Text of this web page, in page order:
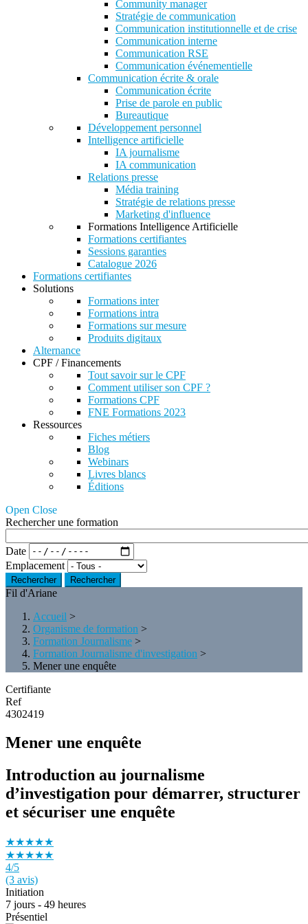
Community manager
Stratégie de communication
Communication institutionnelle et de crise
Communication interne
Communication RSE
Communication événementielle
Communication écrite & orale
Communication écrite
Prise de parole en public
Bureautique
Développement personnel
Intelligence artificielle
IA journalisme
IA communication
Relations presse
Média training
Stratégie de relations presse
Marketing d'influence
Formations Intelligence Artificielle
Formations certifiantes
Sessions garanties
Catalogue 2026
Formations certifiantes
Solutions
Formations inter
Formations intra
Formations sur mesure
Produits digitaux
Alternance
CPF / Financements
Tout savoir sur le CPF
Comment utiliser son CPF ?
Formations CPF
FNE Formations 2023
Ressources
Fiches métiers
Blog
Webinars
Livres blancs
Éditions
Open Close
Rechercher une formation
Date
Emplacement
Rechercher
Fil d'Ariane
Accueil >
Organisme de formation >
Formation Journalisme >
Formation Journalisme d'investigation >
Mener une enquête
Certifiante
Ref
4302419
Mener une enquête
Introduction au journalisme
d’investigation pour démarrer, structurer
et sécuriser une enquête
★★★★★
★★★★★
4/5
(3 avis)
Initiation
7 jours - 49 heures
Présentiel